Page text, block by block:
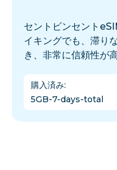
セントビンセント
イキングでも、滞り
き、非常に信頼性が
購入済み:
5GB-7-days-total